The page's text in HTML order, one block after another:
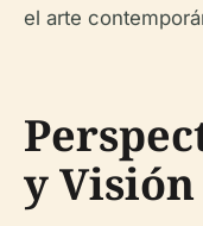
el arte
y Visión